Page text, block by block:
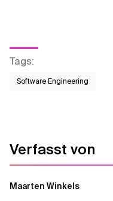
Tags:
Software Engineering
Verfasst von
Maarten Winkels